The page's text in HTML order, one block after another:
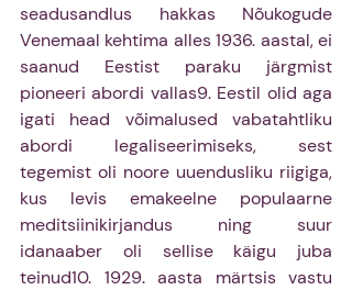
seadusandlus hakkas Nõukogude
Venemaal kehtima alles 1936. aastal, ei
saanud Eestist paraku järgmist
pioneeri abordi vallas9. Eestil olid aga
igati head võimalused vabatahtliku
abordi legaliseerimiseks, sest
tegemist oli noore uuendusliku riigiga,
kus levis emakeelne populaarne
meditsiinikirjandus ning suur
idanaaber oli sellise käigu juba
teinud10. 1929. aasta märtsis vastu